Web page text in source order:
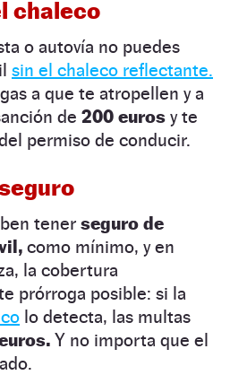
chaleco
o autovía no puedes
sin el chaleco reflectante.
a que te atropellen y a
de 200 euros y te
permiso de conducir.
tener seguro de
como mínimo, y en
la cobertura
prórroga posible: si la
lo detecta, las multas
Y no importa que el